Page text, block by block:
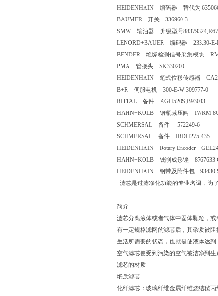
HEIDENHAIN 编码器 替代为
BAUMER 开关 336960-3
SMW 输油器 升级型号
LENORD+BAUER 编码器 233.30-E-
BENDER 绝缘检测信号采集模块
PMA 管接头 SK330200
HEIDENHAIN 笔式位移传感器
B+R 伺服电机 300-E-W 309777-0
RITTAL 备件 AGH520S,B93033
HAHN+KOLB 钢瓶减压阀 IWRM
SCHMERSAL 备件 572249-6
SCHMERSAL 备件 IRDH275-435
HEIDENHAIN Rotary Encoder
HAHN+KOLB 铣削成形锉 8767633
HEIDENHAIN 钢带及附件包 93430
滤芯是过滤净化功能的专业名词，为
简介
滤芯分离液体或者气体中固体颗粒，
有一定规格滤网的滤芯后，其杂质被
生活所需要的状态，也就是使液体达到
空气滤芯使受到污染的空气被洁净到
滤芯的材质
纸质滤芯
化纤滤芯：玻璃纤维金属纤维烧结毡丙